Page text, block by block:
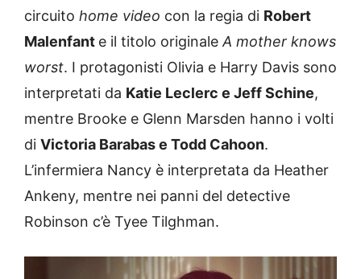
circuito home video con la regia di Robert
Malenfant e il titolo originaleA mother knows
worst. I protagonisti Olivia e Harry Davis sono
interpretati da Katie Leclerc e Jeff Schine,
mentre Brooke e Glenn Marsden hanno i volti
di Victoria Barabas e Todd Cahoon.
L’infermiera Nancy è interpretata da Heather
Ankeny, mentre nei panni del detective
Robinson c’è Tyee Tilghman.